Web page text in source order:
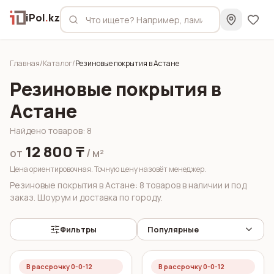
iPol.kz
Главная/Каталог/Резиновые покрытия в Астане
Резиновые покрытия в
Астане
Найдено товаров: 8
от 12 800 ₸/ м²
Цена ориентировочная. Точную цену назовёт менеджер.
Резиновые покрытия в Астане: 8 товаров в наличии и под
заказ. Шоурум и доставка по городу.
Фильтры Популярные
В рассрочку 0-0-12 В рассрочку 0-0-12